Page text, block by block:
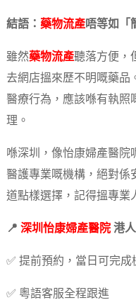
結語： 藥物流產唔等如「
雖然藥物流產聽落方便，
去網店搵來歷不明嘅藥品
醫療行為，應該喺有執照
理。
喺深圳，像怡康婦產醫院
醫護專業嘅機構，絕對係
道點樣選擇，記得搵專業
📍 深圳怡康婦產醫院港
✅ 提前預約，當日可完成
✅ 粵語客服全程跟進